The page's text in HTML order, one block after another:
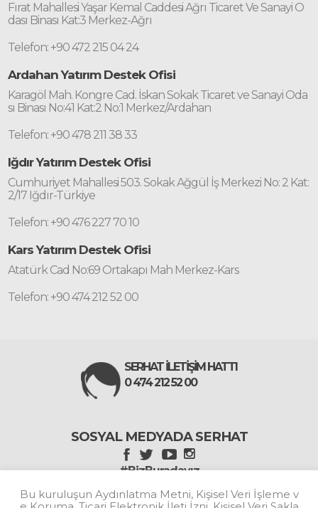
Bu kuruluşun Aydınlatma Metni, Kişisel Veri İşleme v
Fırat Mahallesi Yaşar Kemal Caddesi Ağrı Ticaret Ve Sanayi O
dası Binası Kat:3 Merkez-Ağrı
Telefon: +90 472 215 04 24
Ardahan Yatırım Destek Ofisi
Karagöl Mah. Kongre Cad. İskan Sokak Ticaret ve Sanayi Oda
sı Binası No:41 Kat:2 No:1 Merkez/Ardahan
Telefon: +90 478 211 38 33
Iğdır Yatırım Destek Ofisi
Cumhuriyet Mahallesi 503. Sokak Ağgül İş Merkezi No: 2 Kat:
2/17 Iğdır-Türkiye
Telefon: +90 476 227 70 10
Kars Yatırım Destek Ofisi
Atatürk Cad No:69 Ortakapı Mah Merkez-Kars
Telefon: +90 474 212 52 00
SERHAT İLETİŞİM HATTI
0 474 212 52 00
SOSYAL MEDYADA SERHAT
#BizBuradayız